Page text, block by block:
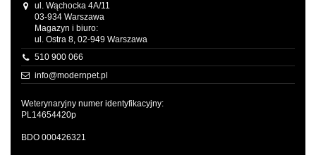
ul. Wąchocka 4A/11
03-934 Warszawa
Magazyn i biuro:
ul. Ostra 8, 02-949 Warszawa
510 900 066
info@modernpet.pl
Weterynaryjny numer identyfikacyjny:
PL14654420p
BDO 000426321